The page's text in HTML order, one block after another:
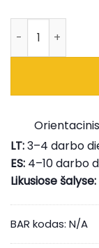
LT:3–4 darbo
ES: 4–10 darbo
Likusiose šalyse:
BAR kodas: N/A